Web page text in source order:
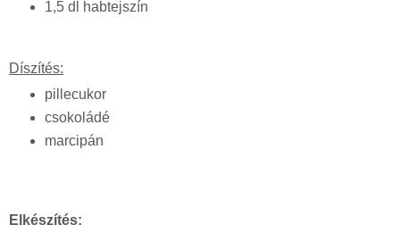
1,5 dl habtejszín
Díszítés:
pillecukor
csokoládé
marcipán
Elkészítés: